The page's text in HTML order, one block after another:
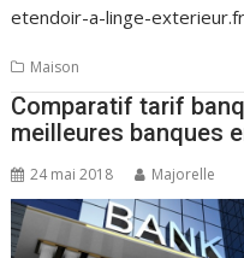
etendoir-a-linge-
Maison
Comparatif tarif
meilleures banques
24 mai 2018 Majorelle